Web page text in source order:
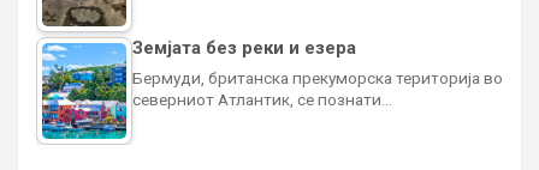
Земјата без реки и езера
Бермуди, британска прекуморска територија во
северниот Атлантик, се познати…